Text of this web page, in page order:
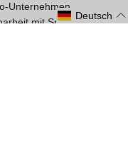
Unternehmen
mit Sportlern und
Deutsch